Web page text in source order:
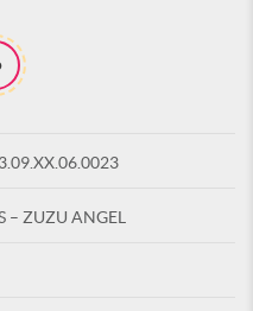
– ZUZU ANGEL